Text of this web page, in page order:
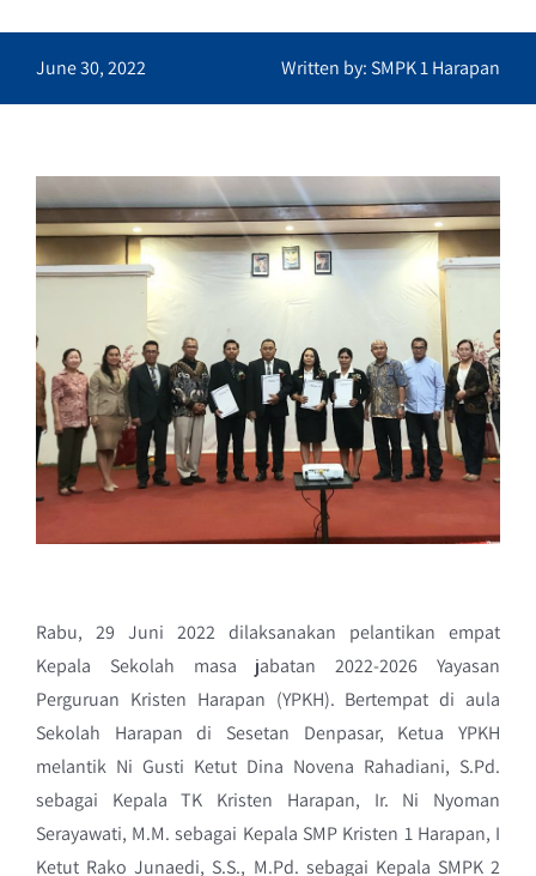
June 30, 2022 Written by: SMPK 1 Harapan
Rabu, 29 Juni 2022 dilaksanakan pelantikan empat
Kepala Sekolah masa jabatan 2022-2026 Yayasan
Perguruan Kristen Harapan (YPKH). Bertempat di aula
Sekolah Harapan di Sesetan Denpasar, Ketua YPKH
melantik Ni Gusti Ketut Dina Novena Rahadiani, S.Pd.
sebagai Kepala TK Kristen Harapan, Ir. Ni Nyoman
Serayawati, M.M. sebagai Kepala SMP Kristen 1 Harapan, I
Ketut Rako Junaedi, S.S., M.Pd. sebagai Kepala SMPK 2